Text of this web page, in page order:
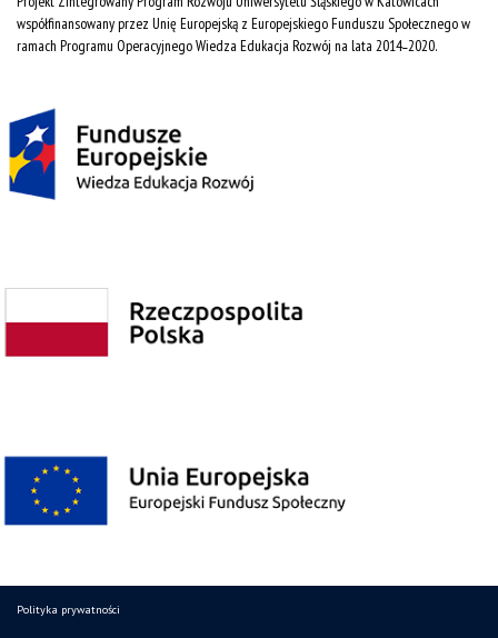
współfinansowany przez Unię Europejską z Europejskiego Funduszu Społecznego w
ramach Programu Operacyjnego Wiedza Edukacja Rozwój na lata 2014˗2020.
Polityka prywatności